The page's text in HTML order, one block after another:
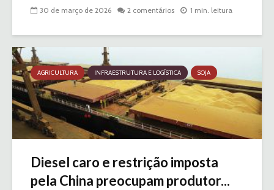
30 de março de 2026 2 comentários 1 min. leitura
AGRICULTURA INFRAESTRUTURA E LOGÍSTICA SOJA
Diesel caro e restrição imposta
pela China preocupam produtor...